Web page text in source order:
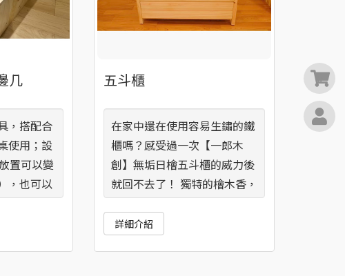
几
，搭配合
使用；設
置可以變
，也可以
鞋椅）！
五斗櫃
在家中還在使用容易生鏽的鐵
櫃嗎？感受過一次【一郎木
創】無垢日檜五斗櫃的威力後
就回不去了！ 獨特的檜木香，
紓壓指數大大提升！
詳細介紹
0